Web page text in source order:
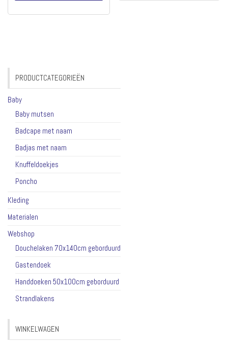
PRODUCTCATEGORIEËN
Baby
Baby mutsen
Badcape met naam
Badjas met naam
Knuffeldoekjes
Poncho
Kleding
Materialen
Webshop
Douchelaken 70x140cm geborduurd
Gastendoek
Handdoeken 50x100cm geborduurd
Strandlakens
WINKELWAGEN